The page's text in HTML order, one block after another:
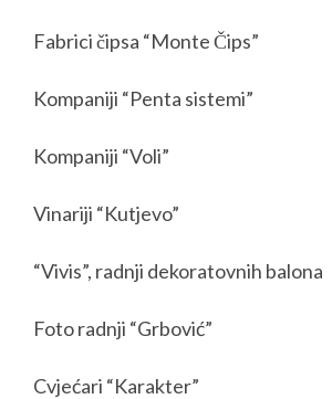
Fabrici čipsa “Monte Čips”
Kompaniji “Penta sistemi”
Kompaniji “Voli”
Vinariji “Kutjevo”
“Vivis”, radnji dekoratovnih balona
Foto radnji “Grbović”
Cvjećari “Karakter”